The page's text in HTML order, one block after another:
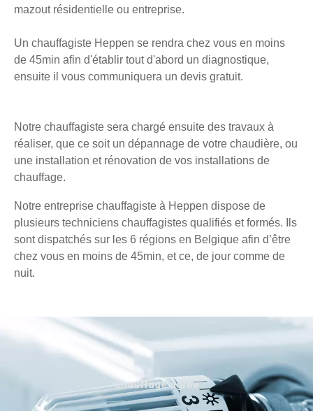
mazout résidentielle ou entreprise.
Un chauffagiste Heppen se rendra chez vous en moins
de 45min afin d'établir tout d'abord un diagnostique,
ensuite il vous communiquera un devis gratuit.
Notre chauffagiste sera chargé ensuite des travaux à
réaliser, que ce soit un dépannage de votre chaudière, ou
une installation et rénovation de vos installations de
chauffage.
Notre entreprise chauffagiste à Heppen dispose de
plusieurs techniciens chauffagistes qualifiés et formés. Ils
sont dispatchés sur les 6 régions en Belgique afin d’être
chez vous en moins de 45min, et ce, de jour comme de
nuit.
Chauffage agréé